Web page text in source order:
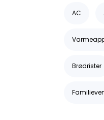
AC
Brødrister